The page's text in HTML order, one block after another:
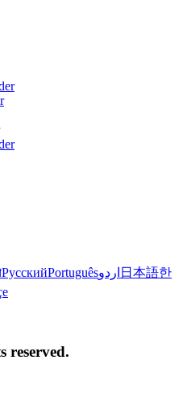
РусскийPortuguêsاردو 日本語한
reserved.